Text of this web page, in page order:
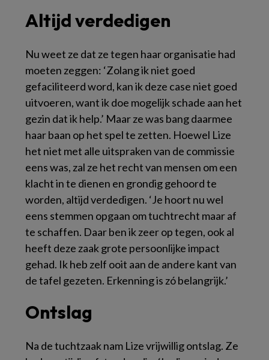
Altijd verdedigen
Nu weet ze dat ze tegen haar organisatie had
moeten zeggen: ‘Zolang ik niet goed
gefaciliteerd word, kan ik deze case niet goed
uitvoeren, want ik doe mogelijk schade aan het
gezin dat ik help.’ Maar ze was bang daarmee
haar baan op het spel te zetten. Hoewel Lize
het niet met alle uitspraken van de commissie
eens was, zal ze het recht van mensen om een
klacht in te dienen en grondig gehoord te
worden, altijd verdedigen. ‘Je hoort nu wel
eens stemmen opgaan om tuchtrecht maar af
te schaffen. Daar ben ik zeer op tegen, ook al
heeft deze zaak grote persoonlijke impact
gehad. Ik heb zelf ooit aan de andere kant van
de tafel gezeten. Erkenning is zó belangrijk.’
Ontslag
Na de tuchtzaak nam Lize vrijwillig ontslag. Ze